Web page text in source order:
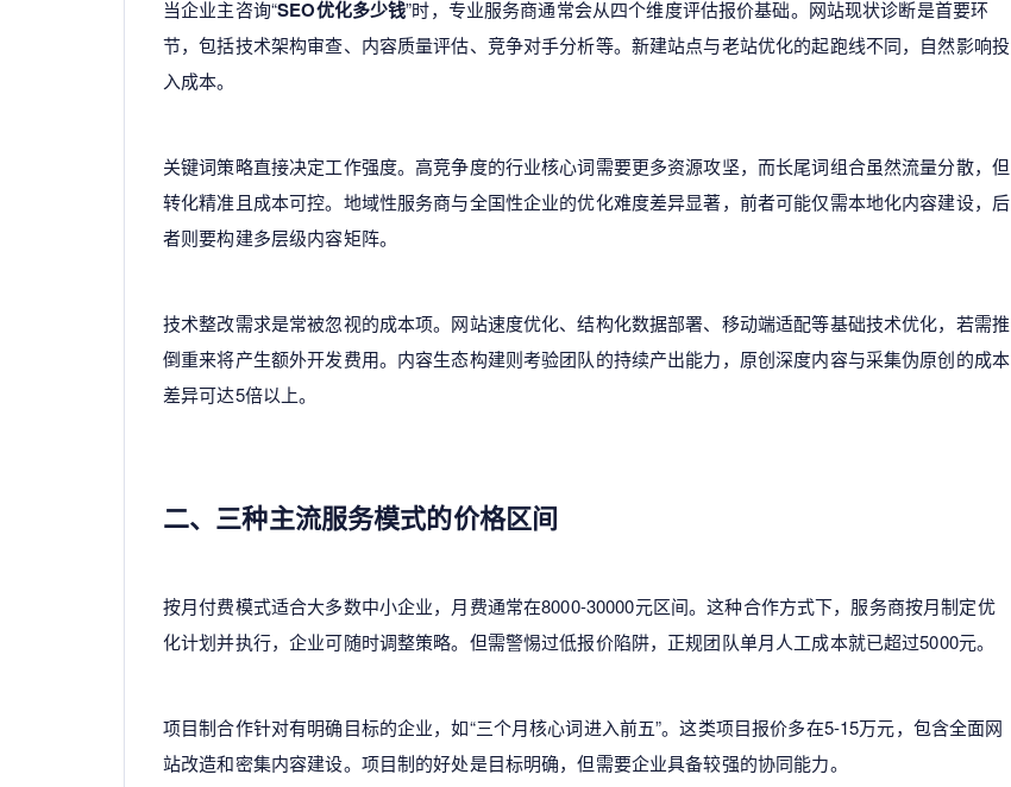
当企业主咨询“SEO优化多少钱”时，专业服务商通常会从四个维度评估报价基础。网站现状诊断是首要环
节，包括技术架构审查、内容质量评估、竞争对手分析等。新建站点与老站优化的起跑线不同，自然影响投
入成本。
关键词策略直接决定工作强度。高竞争度的行业核心词需要更多资源攻坚，而长尾词组合虽然流量分散，但
转化精准且成本可控。地域性服务商与全国性企业的优化难度差异显著，前者可能仅需本地化内容建设，后
者则要构建多层级内容矩阵。
技术整改需求是常被忽视的成本项。网站速度优化、结构化数据部署、移动端适配等基础技术优化，若需推
倒重来将产生额外开发费用。内容生态构建则考验团队的持续产出能力，原创深度内容与采集伪原创的成本
差异可达5倍以上。
二、三种主流服务模式的价格区间
按月付费模式适合大多数中小企业，月费通常在8000-30000元区间。这种合作方式下，服务商按月制定优
化计划并执行，企业可随时调整策略。但需警惕过低报价陷阱，正规团队单月人工成本就已超过5000元。
项目制合作针对有明确目标的企业，如“三个月核心词进入前五”。这类项目报价多在5-15万元，包含全面网
站改造和密集内容建设。项目制的好处是目标明确，但需要企业具备较强的协同能力。